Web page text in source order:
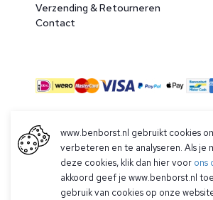
Verzending & Retourneren
Contact
© 2026 Ben Borst
|Algemene voorwaarden|
www.benborst.nl gebruikt cookies
verbeteren en te analyseren. Als je
deze cookies, klik dan hier voor ons
akkoord geef je www.benborst.nl
gebruik van cookies op onze